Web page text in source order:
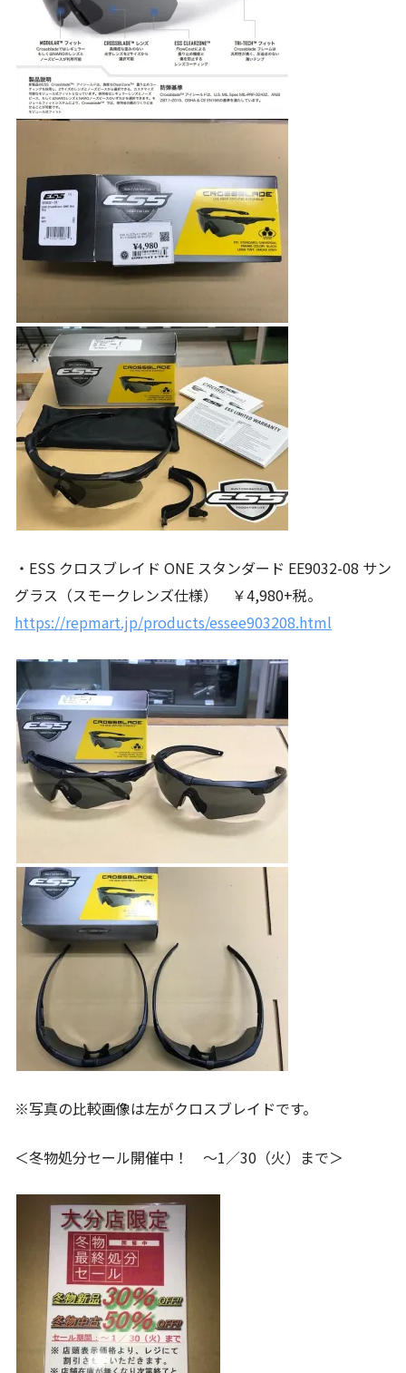
・ESS クロスブレイド ONE スタンダード EE9032-08 サン
グラス（スモークレンズ仕様） ￥4,980+税。
https://repmart.jp/products/essee903208.html
※写真の比較画像は左がクロスブレイドです。
＜冬物処分セール開催中！ ～1／30（火）まで＞